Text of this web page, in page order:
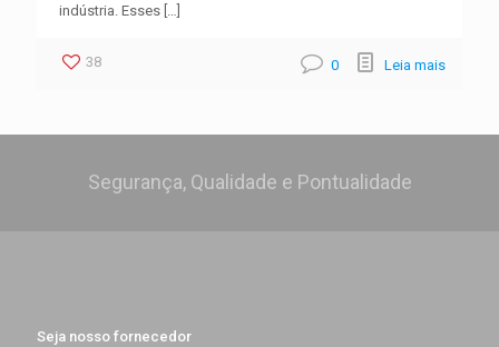
indústria. Esses […]
38 0 Leia mais
Segurança, Qualidade e Pontualidade
Seja nosso fornecedor